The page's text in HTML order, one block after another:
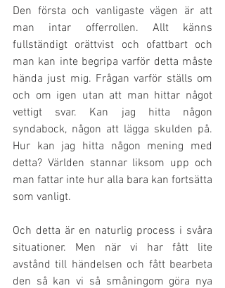
Den första och vanligaste vägen är att
man intar offerrollen. Allt känns
fullständigt orättvist och ofattbart och
man kan inte begripa varför detta måste
hända just mig. Frågan varför ställs om
och om igen utan att man hittar något
vettigt svar. Kan jag hitta någon
syndabock, någon att lägga skulden på.
Hur kan jag hitta någon mening med
detta? Världen stannar liksom upp och
man fattar inte hur alla bara kan fortsätta
som vanligt.
Och detta är en naturlig process i svåra
situationer. Men när vi har fått lite
avstånd till händelsen och fått bearbeta
den så kan vi så småningom göra nya